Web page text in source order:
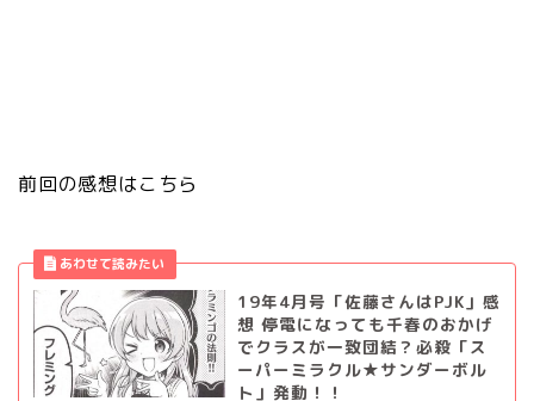
前回の感想はこちら
19年4月号「佐藤さんはPJK」感
想 停電になっても千春のおかげ
でクラスが一致団結？必殺「ス
ーパーミラクル★サンダーボル
ト」発動！！